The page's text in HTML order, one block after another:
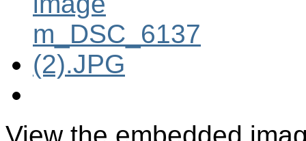
View the embedded